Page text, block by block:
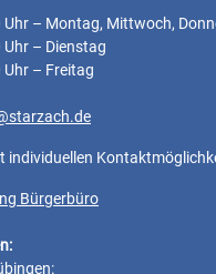
Uhr – Montag, Mittwoch,
– Dienstag
Uhr – Freitag
individuellen
Bürgerbüro